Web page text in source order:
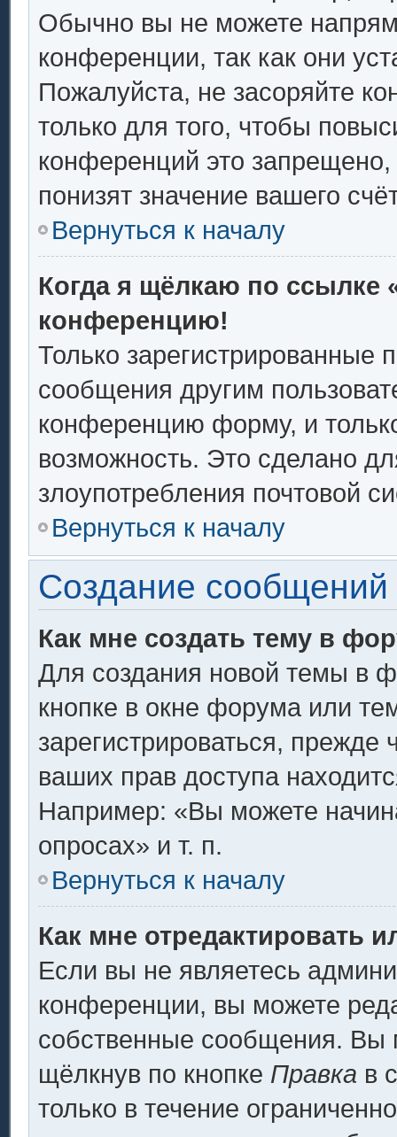
Обычно вы не можете
конференции, так как они
Пожалуйста, не засоряйте
только для того, чтобы
конференций это
понизят значение вашего
Вернуться к началу
Когда я щёлкаю по ссылке
конференцию!
Только зарегистрированные
сообщения другим
конференцию форму, и
возможность. Это сделано
злоупотребления почтовой
Вернуться к началу
Создание сообщений
Как мне создать тему в
Для создания новой темы в
кнопке в окне форума или
зарегистрироваться,
ваших прав доступа
Например: «Вы можете
опросах» и т. п.
Вернуться к началу
Как мне отредактировать
Если вы не являетесь
конференции, вы можете
собственные сообщения. Вы
щёлкнув по кнопке Правка в
только в течение